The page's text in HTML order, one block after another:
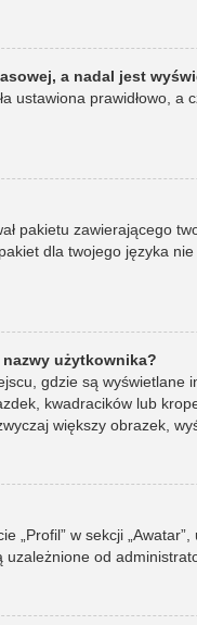
a nadal jest
ustawiona prawidłowo,
pakietu zawierającego
dla twojego języka
użytkownika?
gdzie są
kwadracików lub
większy obrazek,
„Profil” w sekcji
od